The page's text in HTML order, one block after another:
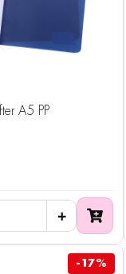
A5 PP
-17%